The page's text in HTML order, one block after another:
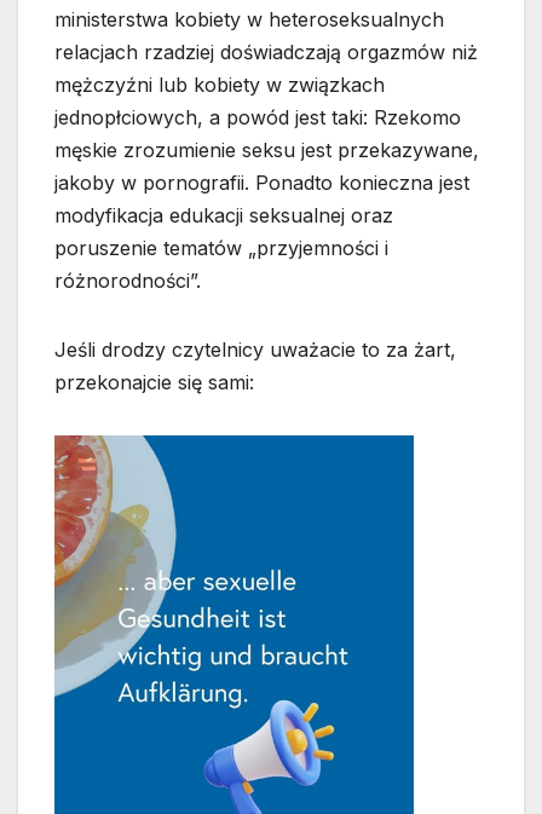
ministerstwa kobiety w heteroseksualnych
relacjach rzadziej doświadczają orgazmów niż
mężczyźni lub kobiety w związkach
jednopłciowych, a powód jest taki: Rzekomo
męskie zrozumienie seksu jest przekazywane,
jakoby w pornografii. Ponadto konieczna jest
modyfikacja edukacji seksualnej oraz
poruszenie tematów „przyjemności i
różnorodności”.
Jeśli drodzy czytelnicy uważacie to za żart,
przekonajcie się sami: